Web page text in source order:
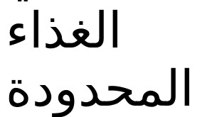
الغذاء
المحدودة